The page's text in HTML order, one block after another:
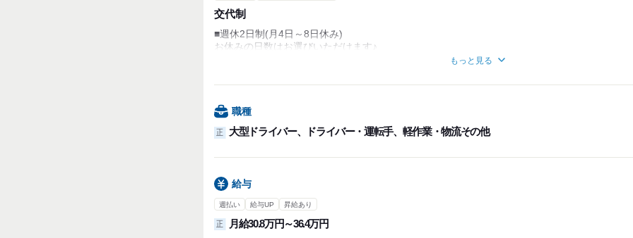
交代制
■週休2日制(月4日～8日休み)
お休みの日数はお選びいただけます♪
お休みの日数をお選びください。
■有給休暇/半年後付与
もっと見る
職種
正 大型ドライバー、ドライバー・運転手、軽作業・物流その他
給与
週払い 給与UP 昇給あり
正 月給30.8万円～36.4万円